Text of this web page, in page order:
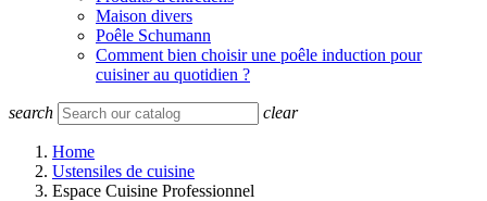
Maison divers
Poêle Schumann
Comment bien choisir une poêle induction pour
cuisiner au quotidien ?
search clear
Home
Ustensiles de cuisine
Espace Cuisine Professionnel